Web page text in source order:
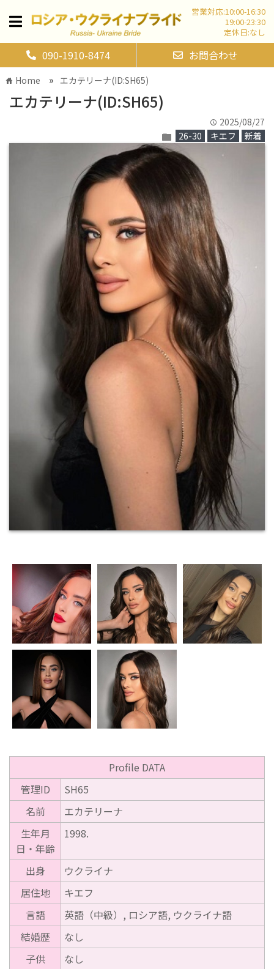
営業対応:10:00-16:30
19:00-23:30
定休日:なし
090-1910-8474 お問合わせ
home Home » エカテリーナ(ID:SH65)
エカテリーナ(ID:SH65)
time 2025/08/27
folder 26-30 キエフ 新着
Profile DATA
管理ID
SH65
名前
エカテリーナ
生年月
日・年齢
1998.
出身
ウクライナ
居住地
キエフ
言語
英語（中級）, ロシア語, ウクライナ語
結婚歴
なし
子供
なし